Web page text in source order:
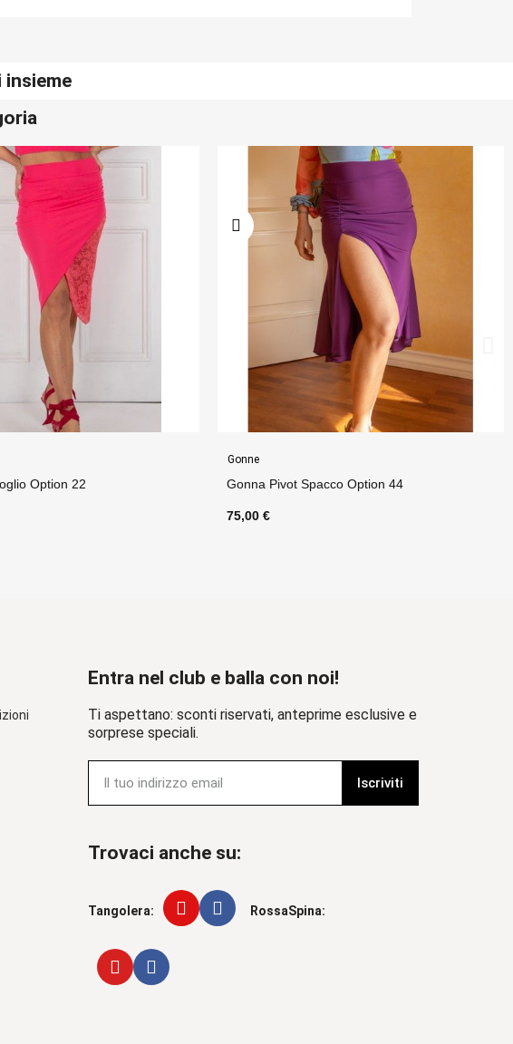
Option 44
Completi
Completo Gonna Pareo Pivot Option 41 + Top
Entra nel club e balla con noi!
Ti aspettano: sconti riservati, anteprime esclusive e
sorprese speciali.
Iscriviti
Trovaci anche su:
Tangolera: RossaSpina: